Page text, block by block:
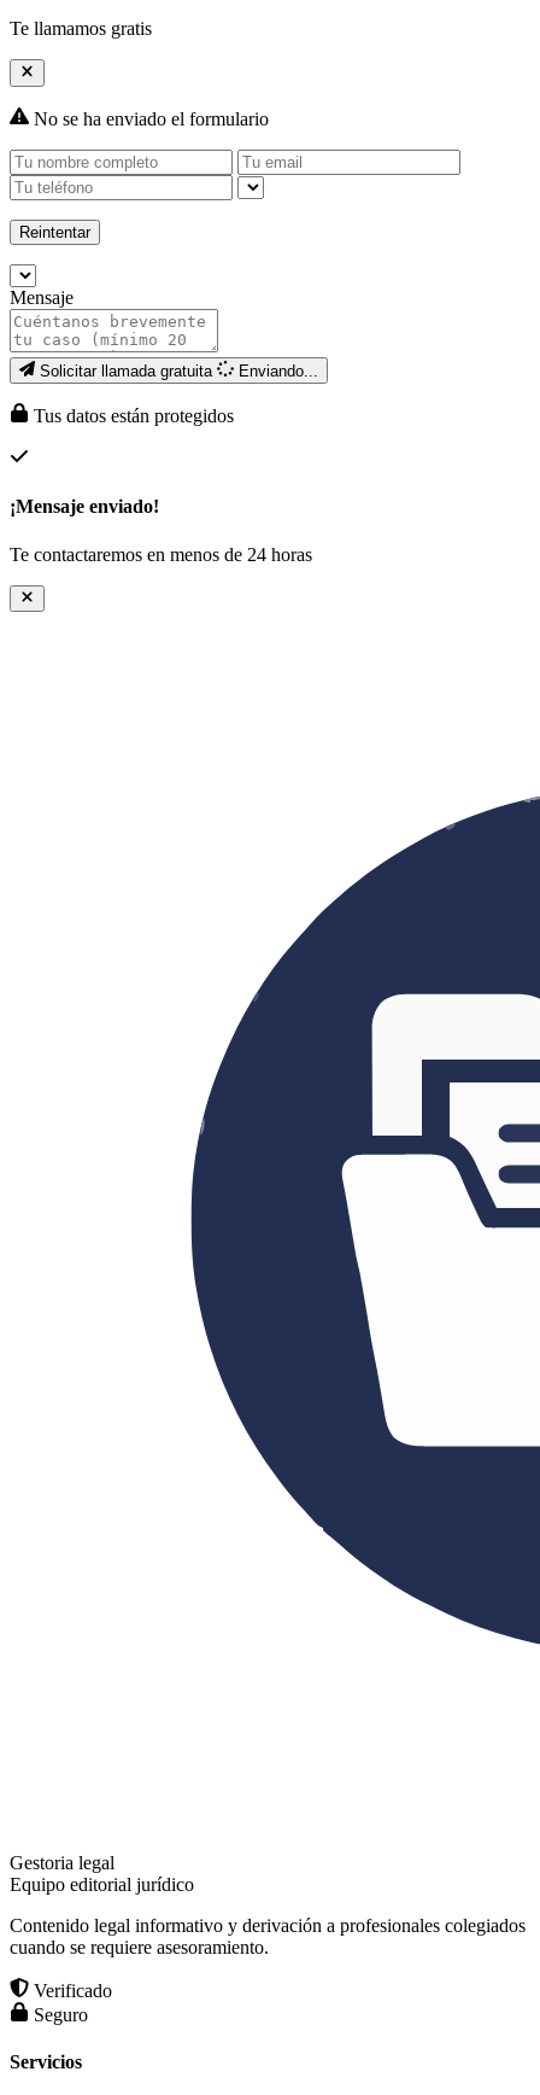
Te llamamos gratis
No se ha enviado el formulario
Reintentar
Mensaje
Solicitar llamada gratuita Enviando...
Tus datos están protegidos
¡Mensaje enviado!
Te contactaremos en menos de 24 horas
Gestoria legal
Equipo editorial jurídico
Contenido legal informativo y derivación a profesionales colegiados
cuando se requiere asesoramiento.
Verificado
Seguro
Servicios